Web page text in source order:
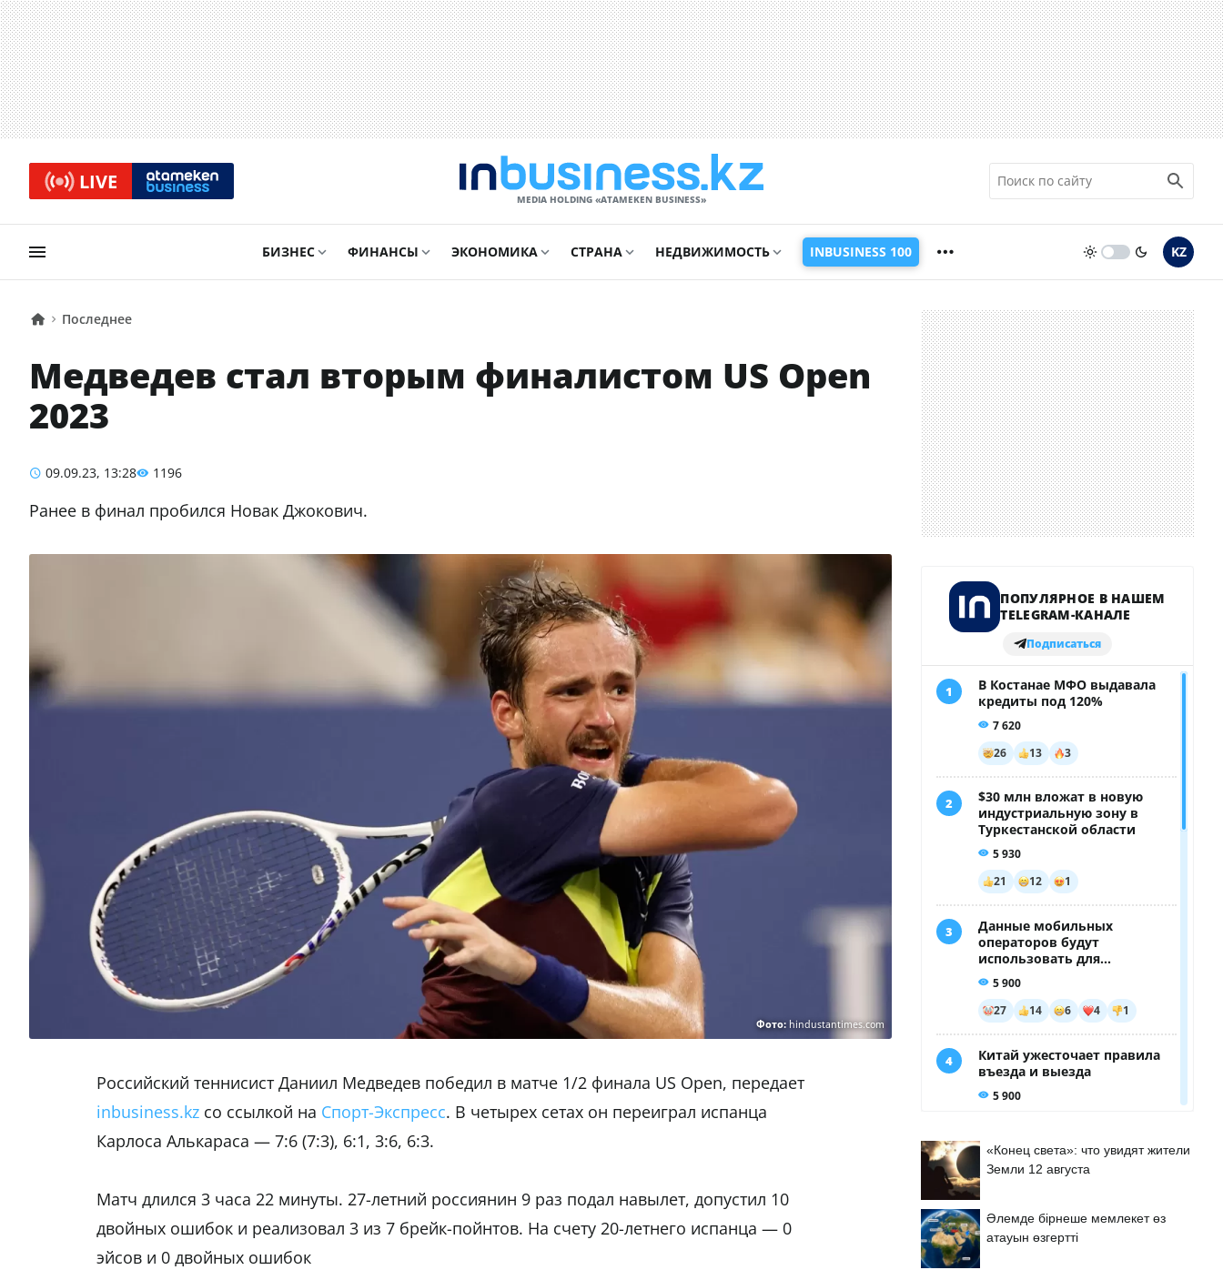
LIVE
MEDIA HOLDING «ATAMEKЕN BUSINESS»
БИЗНЕС ФИНАНСЫ ЭКОНОМИКА СТРАНА НЕДВИЖИМОСТЬ INBUSINESS 100 KZ
Последнее
Медведев стал вторым финалистом US Open
2023
09.09.23, 13:28 1196
Ранее в финал пробился Новак Джокович.
Фото: hindustantimes.com
Российский теннисист Даниил Медведев победил в матче 1/2 финала US Open, передает
inbusiness.kz со ссылкой на Спорт-Экспресс. В четырех сетах он переиграл испанца
Карлоса Алькараса — 7:6 (7:3), 6:1, 3:6, 6:3.
Матч длился 3 часа 22 минуты. 27-летний россиянин 9 раз подал навылет, допустил 10
двойных ошибок и реализовал 3 из 7 брейк-пойнтов. На счету 20-летнего испанца — 0
эйсов и 0 двойных ошибок
«Конец света»: что увидят жители
Земли 12 августа
Әлемде бірнеше мемлекет өз
атауын өзгертті